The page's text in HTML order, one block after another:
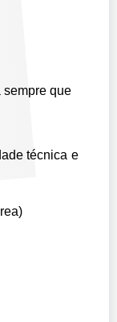
sempre que
técnica e